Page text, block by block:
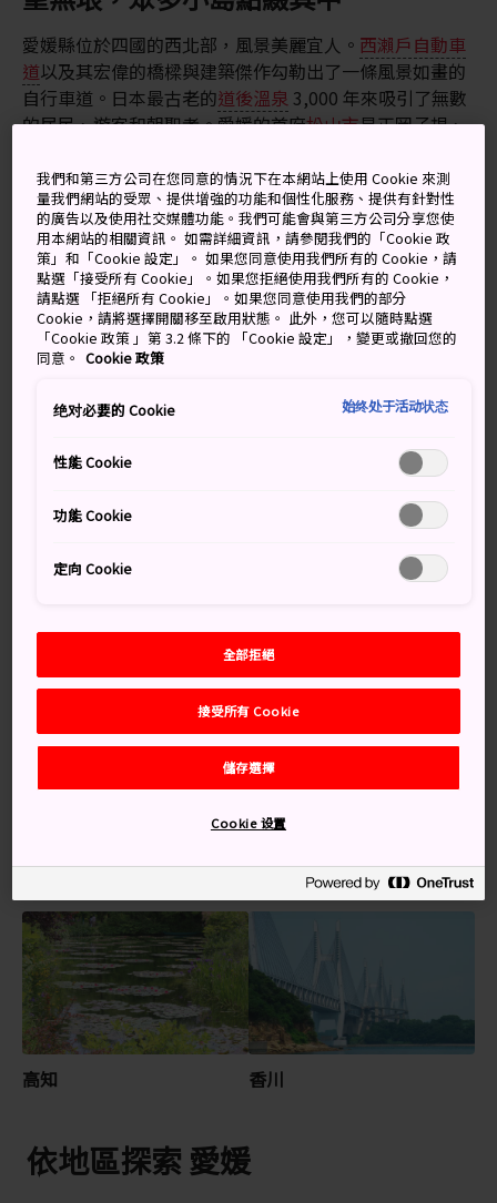
愛媛縣位於四國的西北部，風景美麗宜人。 西瀨戶自動車
道以及其宏偉的橋樑與建築傑作勾勒出了一條風景如畫的
自行車道。日本最古老的道後溫泉 3,000 年來吸引了無數
的居民、遊客和朝聖者。愛媛的首府松山市是正岡子規、
愛媛還有兩座保存完好的古城，是四國遍路上途經的四個
縣之一，這是一條串連著 88 座寺廟的朝聖環狀路線。
交通方式
日本所有主要機場的國內航班均可到松山機場，岡山的特
急列車串連起愛媛與本州各城市。在瀨戶內海有從廣島出
顯示更多細節
底
在日本最古老的溫泉「道後溫泉」泡澡放鬆
石錘山和四國喀斯特自然公園有著引人入勝的風
景
坐落著日本 12 座原留古城中的兩座，古老的風
貌依然保存完好
高知 香川
依地區探索 愛媛
我們和第三方公司在您同意的情況下在本網站上使用 Cookie 來測
量我們網站的受眾、提供增強的功能和個性化服務、提供有針對性
的廣告以及使用社交媒體功能。我們可能會與第三方公司分享您使
用本網站的相關資訊。 如需詳細資訊，請參閱我們的「Cookie 政
策」和「Cookie 設定」。 如果您同意使用我們所有的 Cookie，請
點選「接受所有 Cookie」。如果您拒絕使用我們所有的 Cookie，
請點選 「拒絕所有 Cookie」。如果您同意使用我們的部分
Cookie，請將選擇開關移至啟用狀態。 此外，您可以隨時點選
「Cookie 政策 」第 3.2 條下的 「Cookie 設定」，變更或撤回您的
同意。 Cookie 政策
绝对必要的 Cookie 始终处于活动状态
性能 Cookie
功能 Cookie
定向 Cookie
全部拒絕
接受所有 Cookie
儲存選擇
Cookie 设置